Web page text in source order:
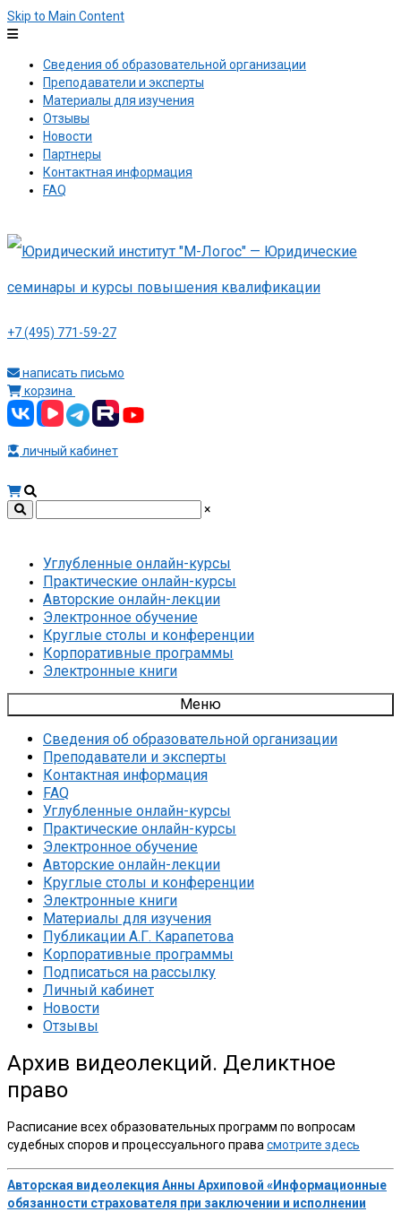
Skip to Main Content
Сведения об образовательной организации
Преподаватели и эксперты
Материалы для изучения
Отзывы
Новости
Партнеры
Контактная информация
FAQ
+7 (495) 771-59-27
написать письмо
корзина
личный кабинет
×
Углубленные онлайн-курсы
Практические онлайн-курсы
Авторские онлайн-лекции
Электронное обучение
Круглые столы и конференции
Корпоративные программы
Электронные книги
Меню
Сведения об образовательной организации
Преподаватели и эксперты
Контактная информация
FAQ
Углубленные онлайн-курсы
Практические онлайн-курсы
Электронное обучение
Авторские онлайн-лекции
Круглые столы и конференции
Электронные книги
Материалы для изучения
Публикации А.Г. Карапетова
Корпоративные программы
Подписаться на рассылку
Личный кабинет
Новости
Отзывы
Архив видеолекций. Деликтное
право
Расписание всех образовательных программ по вопросам
судебных споров и процессуального права смотрите здесь
Авторская видеолекция Анны Архиповой «Информационные
обязанности страхователя при заключении и исполнении